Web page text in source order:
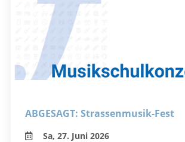
ABGESAGT: Strassenmusik-Fest
Sa, 27. Juni 2026